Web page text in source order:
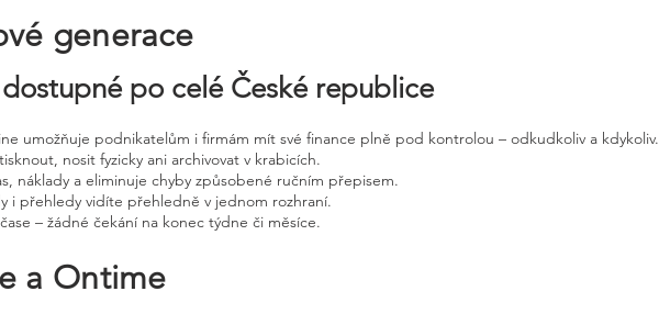
generace
po celé České republice
umožňuje podnikatelům i firmám mít své finance plně pod kontrolou – odkudkoliv a kdykoliv.
nosit fyzicky ani archivovat v krabicích.
náklady a eliminuje chyby způsobené ručním přepisem.
i přehledy vidíte přehledně v jednom rozhraní.
– žádné čekání na konec týdne či měsíce.
a Ontime